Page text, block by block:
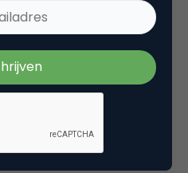
om een reactie te